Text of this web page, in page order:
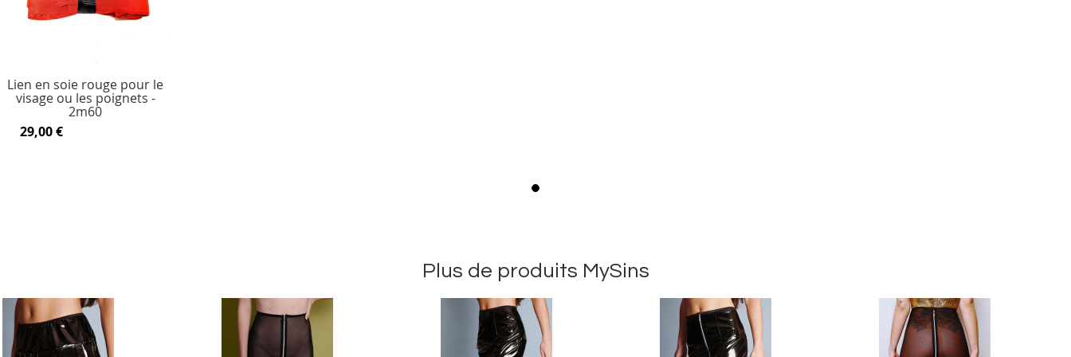
Lien en soie rouge pour le
visage ou les poignets -
2m60
29,00 €
Plus de produits MySins